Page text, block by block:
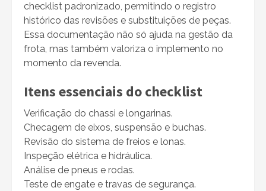
checklist padronizado, permitindo o registro
histórico das revisões e substituições de peças.
Essa documentação não só ajuda na gestão da
frota, mas também valoriza o implemento no
momento da revenda.
Itens essenciais do checklist
Verificação do chassi e longarinas.
Checagem de eixos, suspensão e buchas.
Revisão do sistema de freios e lonas.
Inspeção elétrica e hidráulica.
Análise de pneus e rodas.
Teste de engate e travas de segurança.